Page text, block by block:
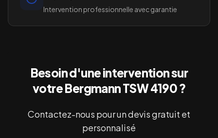
Intervention professionnelle avec garantie
Besoin d'une intervention sur
votreBergmann TSW 4190?
Contactez-nous pour un devis gratuit et
personnalisé